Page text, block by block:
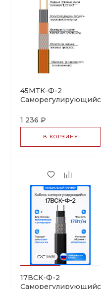
45МТК-Ф-2
Саморегулирующийся
кабель
1 236 ₽
В КОРЗИНУ
17ВСК-Ф-2
Саморегулирующийся